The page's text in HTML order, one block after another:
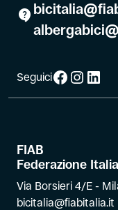
SeguiciFacebook
Instagram
FIAB
Federazione
Via Borsieri 4/E -
bicitalia@fiabitalia.it